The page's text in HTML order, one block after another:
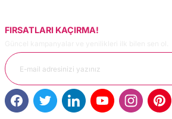
FIRSATLARI KAÇIRMA!